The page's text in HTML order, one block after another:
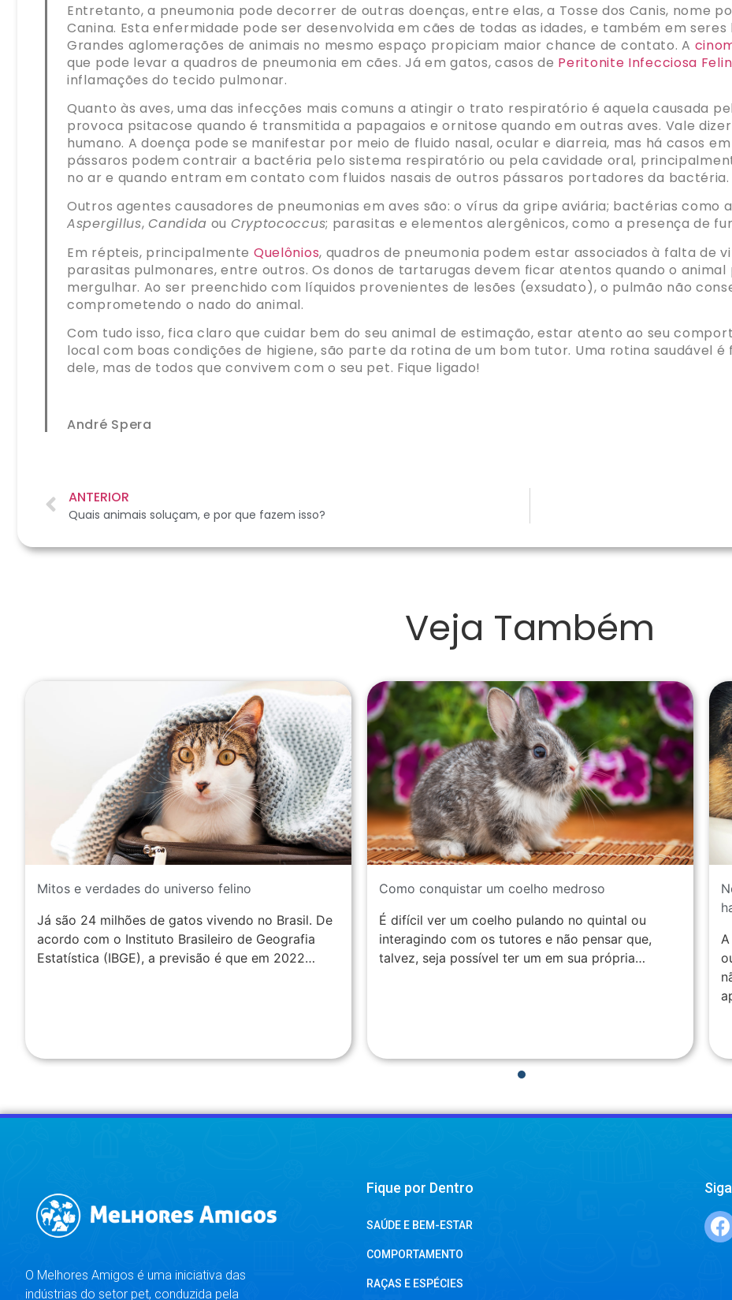
Entretanto, a pneumonia pode decorrer de outras doenças, entre elas, a Tosse dos Canis, nome
Canina. Esta enfermidade pode ser desenvolvida em cães de todas as idades, e também em seres
Grandes aglomerações de animais no mesmo espaço propiciam maior chance de contato. A
que pode levar a quadros de pneumonia em cães. Já em gatos, casos de Peritonite Infecciosa
inflamações do tecido pulmonar.
Quanto às aves, uma das infecções mais comuns a atingir o trato respiratório é aquela causada
provoca psitacose quando é transmitida a papagaios e ornitose quando em outras aves. Vale
humano. A doença pode se manifestar por meio de fluido nasal, ocular e diarreia, mas há casos
pássaros podem contrair a bactéria pelo sistema respiratório ou pela cavidade oral,
no ar e quando entram em contato com fluidos nasais de outros pássaros portadores da bactéria.
Outros agentes causadores de pneumonias em aves são: o vírus da gripe aviária; bactérias como
Aspergillus,Candida ou Cryptococcus; parasitas e elementos alergênicos, como a presença de
Em répteis, principalmente Quelônios, quadros de pneumonia podem estar associados à falta de
parasitas pulmonares, entre outros. Os donos de tartarugas devem ficar atentos quando o animal
mergulhar. Ao ser preenchido com líquidos provenientes de lesões (exsudato), o pulmão não
comprometendo o nado do animal.
Com tudo isso, fica claro que cuidar bem do seu animal de estimação, estar atento ao seu
local com boas condições de higiene, são parte da rotina de um bom tutor. Uma rotina saudável
dele, mas de todos que convivem com o seu pet. Fique ligado!
André Spera
ANTERIOR
Quais animais soluçam, e por que fazem isso?
Veja Também
Mitos e verdades do universo felino
Já são 24 milhões de gatos vivendo no Brasil. De
acordo com o Instituto Brasileiro de Geografia
Estatística (IBGE), a previsão é que em 2022…
Como conquistar um coelho medroso
É difícil ver um coelho pulando no quintal ou
interagindo com os tutores e não pensar que,
talvez, seja possível ter um em sua própria…
O Melhores Amigos é uma iniciativa das
indústrias do setor pet, conduzida pela
Fique por Dentro
SAÚDE E BEM-ESTAR
COMPORTAMENTO
RAÇAS E ESPÉCIES